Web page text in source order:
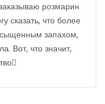
розмарин
сказать, что более
запахом,
Вот, что значит,